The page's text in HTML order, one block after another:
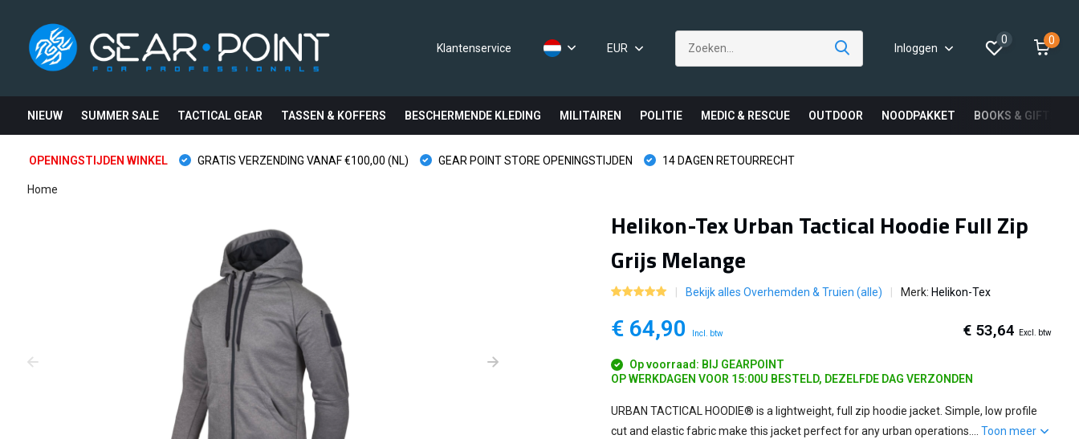
Klantenservice EUR Inloggen
0 0
NIEUW SUMMER SALE TACTICAL GEAR TASSEN & KOFFERS BESCHERMENDE KLEDING MILITAIREN POLITIE MEDIC & RESCUE OUTDOOR NOODPAKKET BOOKS & GIFTS
OPENINGSTIJDEN WINKEL GRATIS VERZENDING VANAF €100,00 (NL) GEAR POINT STORE OPENINGSTIJDEN 14 DAGEN RETOURRECHT
Home
Helikon-Tex Urban Tactical Hoodie Full Zip
Grijs Melange
Bekijk alles Overhemden & Truien (alle) Merk: Helikon-Tex
€ 64,90 Incl. btw € 53,64 Excl. btw
Op voorraad: BIJ GEARPOINT
OP WERKDAGEN VOOR 15:00U BESTELD, DEZELFDE DAG VERZONDEN
URBAN TACTICAL HOODIE® is a lightweight, full zip hoodie jacket. Simple, low profile
cut and elastic fabric make this jacket perfect for any urban operations....Toon meer